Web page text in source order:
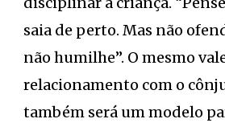
saia de perto. Mas não
não humilhe”. O mesmo
relacionamento com o
também será um modelo